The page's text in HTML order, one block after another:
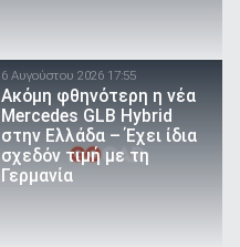
6 Αυγούστου 2026 17:55
Ακόμη φθηνότερη η νέα
Mercedes GLB Hybrid
στην Ελλάδα – Έχει ίδια
σχεδόν τιμή με τη
Γερμανία